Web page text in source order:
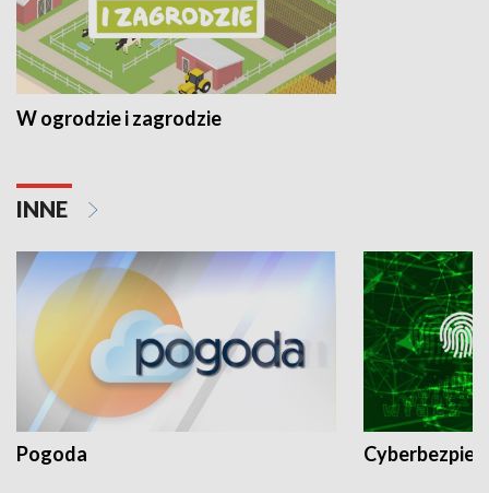
W ogrodzie i zagrodzie
INNE
Pogoda